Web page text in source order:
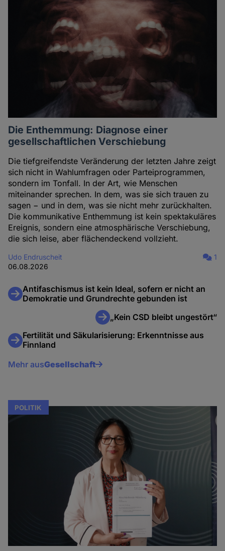
Die Enthemmung: Diagnose einer
gesellschaftlichen Verschiebung
Die tiefgreifendste Veränderung der letzten Jahre zeigt
sich nicht in Wahlumfragen oder Parteiprogrammen,
sondern im Tonfall. In der Art, wie Menschen
miteinander sprechen. In dem, was sie sich trauen zu
sagen − und in dem, was sie nicht mehr zurückhalten.
Die kommunikative Enthemmung ist kein spektakuläres
Ereignis, sondern eine atmosphärische Verschiebung,
die sich leise, aber flächendeckend vollzieht.
Udo Endruscheit
06.08.2026
1
Antifaschismus ist kein Ideal, sofern er nicht an
Demokratie und Grundrechte gebunden ist
„Kein CSD bleibt ungestört“
Fertilität und Säkularisierung: Erkenntnisse aus
Finnland
Mehr ausGesellschaft
POLITIK